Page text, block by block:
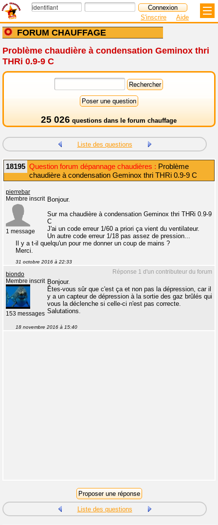
FORUM CHAUFFAGE
S'inscrire Aide
Problème chaudière à condensation Geminox thri
THRi 0.9-9 C
25 026 questions dans le forum chauffage
Liste des questions
18195 Question forum dépannage chaudières : Problème
chaudière à condensation Geminox thri THRi 0.9-9 C
pierrebar
Membre inscrit
1 message
Bonjour.
Sur ma chaudière à condensation Geminox thri THRi 0.9-9
C
J'ai un code erreur 1/60 a priori ça vient du ventilateur.
Un autre code erreur 1/18 pas assez de pression...
Il y a t-il quelqu'un pour me donner un coup de mains ?
Merci.
31 octobre 2016 à 22:33
Réponse 1 d'un contributeur du forum
biondo
Membre inscrit
153 messages
Bonjour.
Êtes-vous sûr que c'est ça et non pas la dépression, car il
y a un capteur de dépression à la sortie des gaz brûlés qui
vous la déclenche si celle-ci n'est pas correcte.
Salutations.
18 novembre 2016 à 15:40
Liste des questions